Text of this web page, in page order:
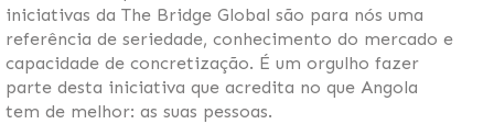
iniciativas da The Bridge Global são para nós uma
referência de seriedade, conhecimento do mercado e
capacidade de concretização. É um orgulho fazer
parte desta iniciativa que acredita no que Angola
tem de melhor: as suas pessoas.